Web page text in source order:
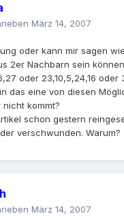
März 14, 2007
oder kann mir sagen
2er Nachbarn sein
oder 23,10,5,24,16 oder
das eine von diesen
kommt?
schon gestern
verschwunden. Warum?
März 14, 2007